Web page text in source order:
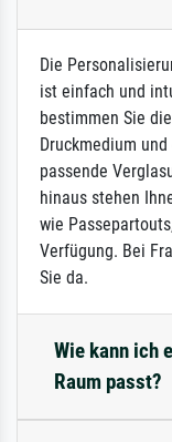
Die
ist einfach und
bestimmen Sie
Druckmedium
passende
hinaus stehen
wie
Verfügung. Bei
Sie da.
Wie kann ich
Raum passt?